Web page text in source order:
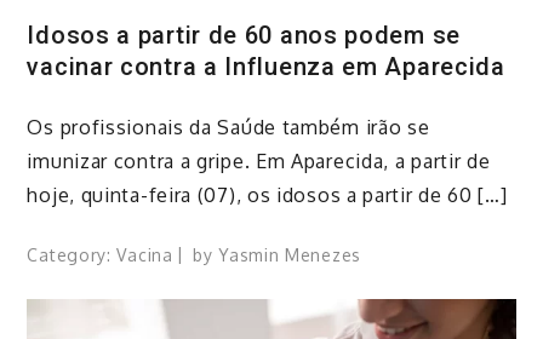
Idosos a partir de 60 anos podem se
vacinar contra a Influenza em Aparecida
Os profissionais da Saúde também irão se
imunizar contra a gripe. Em Aparecida, a partir de
hoje, quinta-feira (07), os idosos a partir de 60 […]
Category:Vacina byYasmin Menezes